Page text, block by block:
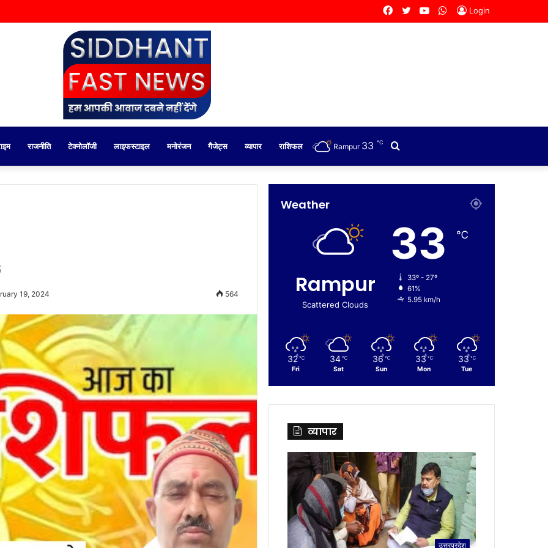
Login
WhatsApp
YouTube
Twitter
Facebook
राजनीति टेक्नोलॉजी लाइफस्टाइल मनोरंजन गैजेट्स व्यापार राशिफल
for
Rampur 33 ℃
19, 2024 564
Weather
Rampur
Scattered Clouds
33 ℃
33º - 27º
61%
5.95 km/h
32 ℃
Fri
34 ℃
Sat
36 ℃
Sun
33 ℃
Mon
33 ℃
Tue
व्यापार
उत्तरप्रदेश